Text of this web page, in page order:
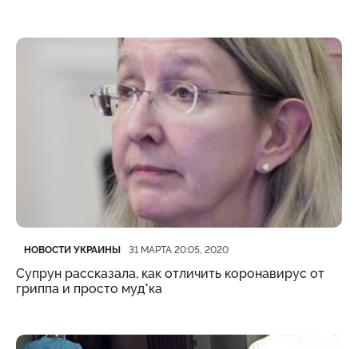
Категория
НОВОСТИ УКРАИНЫ
Дата публикации 31 МАРТА 20:05, 2020
Супрун рассказала, как отличить коронавирус от
гриппа и просто муд*ка